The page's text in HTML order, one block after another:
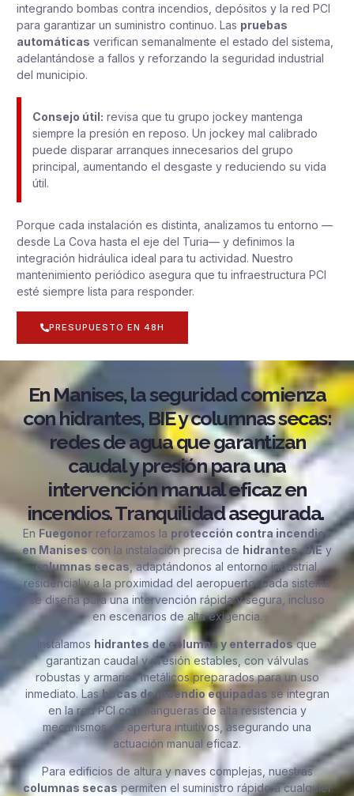
integrando bombas contra incendios, depósitos y la red PCI
para garantizar un suministro continuo. Las pruebas
automáticas verifican semanalmente el estado del sistema,
adelantándose a fallos y reforzando la seguridad industrial
del municipio.
Consejo útil: revisa que tu grupo jockey mantenga
siempre la presión en reposo. Un jockey mal calibrado
puede disparar arranques innecesarios del grupo
principal, aumentando el desgaste y reduciendo su vida
útil.
Porque cada instalación es distinta, analizamos tu entorno —
desde La Cova hasta el eje del Turia— y definimos la
integración hidráulica ideal para tu actividad. Nuestro
mantenimiento periódico asegura que tu infraestructura PCI
esté siempre lista para responder.
PRESUPUESTO EN 48H
En Manises, la seguridad comienza
con hidrantes, BIE y columnas secas:
redes de agua que garantizan
caudal y presión para una
intervención manual eficaz en
incendios. Tranquilidad asegurada.
En Fuegonorreforzamos la protección contra incendios
en Manisescon la instalación precisa de hidrantes,BIEy
columnas secas, adaptándonos al entorno industrial,
residencial y a la proximidad del aeropuerto. Cada sistema
se diseña para una intervención rápida y segura, incluso
en escenarios de alta exigencia.
Instalamos hidrantes de columna y enterradosque
garantizan caudal y presión estables, con válvulas
robustas y armarios metálicos preparados para un uso
inmediato. Lasbocas de incendio equipadas se integran
en la red PCI con mangueras de alta resistencia y
mecanismos de apertura intuitivos, asegurando una
actuación manual eficaz.
Para edificios de altura y naves complejas, nuestras
columnas secaspermiten el suministro rápido a cualquier